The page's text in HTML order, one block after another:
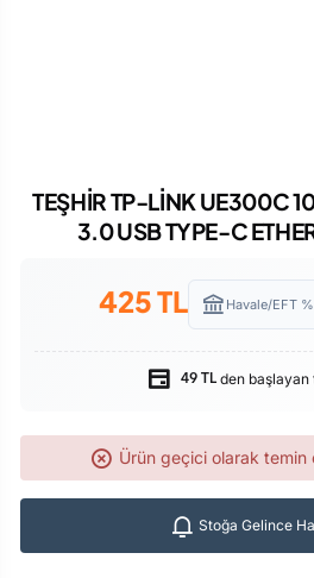
TEŞHİR TP-LİNK UE300C
3.0 USB TYPE-C
425TL Havale/EFT
49 TL den
Ürün geçici olarak temin
Stoğa Gelince